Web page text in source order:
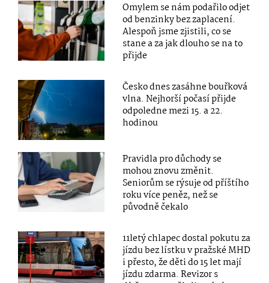
Omylem se nám podařilo odjet
od benzinky bez zaplacení.
Alespoň jsme zjistili, co se
stane a za jak dlouho se na to
přijde
Česko dnes zasáhne bouřková
vlna. Nejhorší počasí přijde
odpoledne mezi 15. a 22.
hodinou
Pravidla pro důchody se
mohou znovu změnit.
Seniorům se rýsuje od příštího
roku více peněz, než se
původně čekalo
11letý chlapec dostal pokutu za
jízdu bez lístku v pražské MHD
i přesto, že děti do 15 let mají
jízdu zdarma. Revizor s